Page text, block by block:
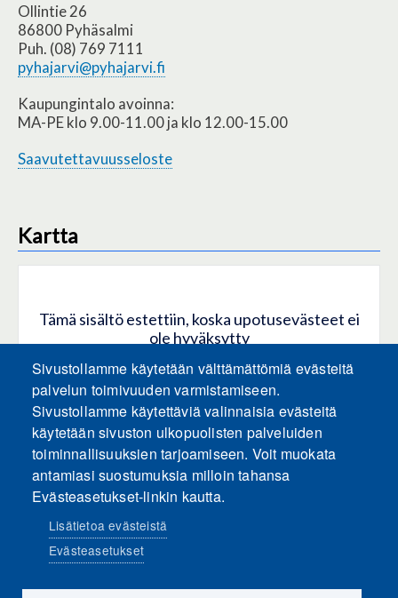
Ollintie 26
86800 Pyhäsalmi
Puh. (08) 769 7111
pyhajarvi@pyhajarvi.fi
Kaupungintalo avoinna:
MA-PE klo 9.00-11.00 ja klo 12.00-15.00
Saavutettavuusseloste
Kartta
Tämä sisältö estettiin, koska upotusevästeet ei
ole hyväksytty
HYVÄKSY KAIKKI EVÄSTEET
Hyväksy vain upotusevästeet
Sosiaalinen media
Sivustollamme käytetään välttämättömiä evästeitä
palvelun toimivuuden varmistamiseen.
Sivustollamme käytettäviä valinnaisia evästeitä
käytetään sivuston ulkopuolisten palveluiden
toiminnallisuuksien tarjoamiseen. Voit muokata
antamiasi suostumuksia milloin tahansa
Evästeasetukset-linkin kautta.
Lisätietoa evästeistä
Evästeasetukset